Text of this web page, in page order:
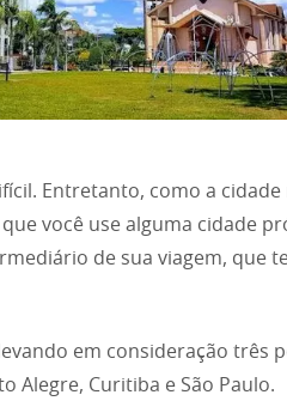
Entretanto, como a cidade
você use alguma cidade
de sua viagem, que
em consideração três
Alegre, Curitiba e São Paulo.